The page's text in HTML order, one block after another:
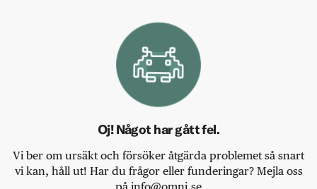
Oj! Något har gått fel.
Vi ber om ursäkt och försöker åtgärda problemet så snart
vi kan, håll ut! Har du frågor eller funderingar? Mejla oss